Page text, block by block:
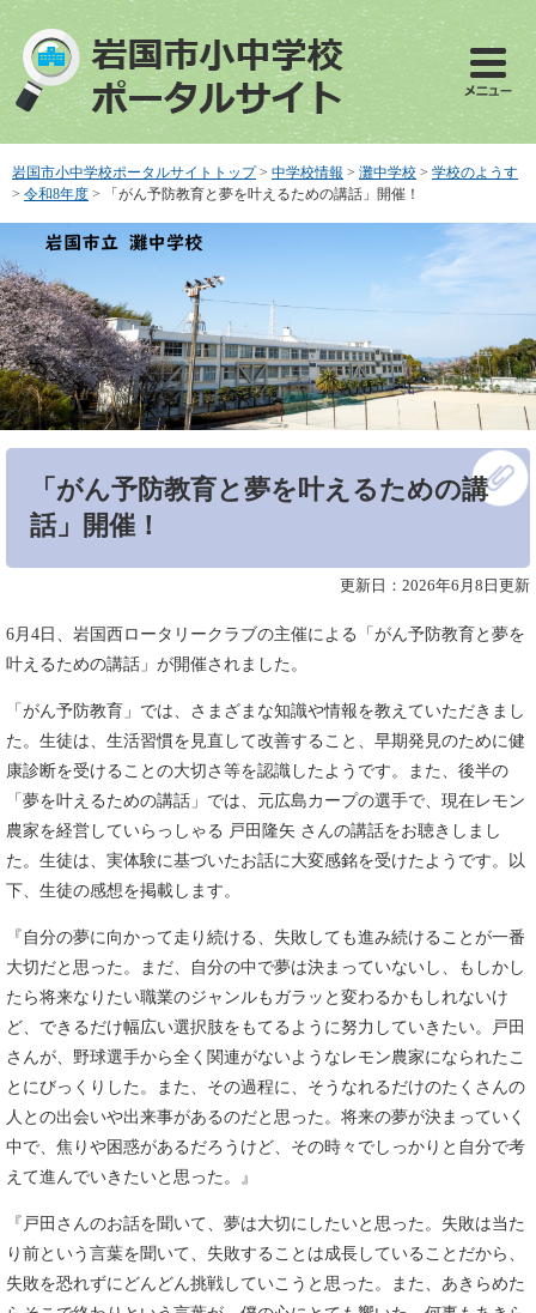
で
す
ば
し
文
へ
岩国市小中学校ポータルサイトトップ > 中学校情報 > 灘中学校 > 学校のようす
> 令和8年度 > 「がん予防教育と夢を叶えるための講話」開催！
「がん予防教育と夢を叶えるための講
話」開催！
更新日：2026年6月8日更新
​6月4日、岩国西ロータリークラブの主催による「がん予防教育と夢を
叶えるための講話」が開催されました。
「がん予防教育」では、さまざまな知識や情報を教えていただきまし
た。生徒は、生活習慣を見直して改善すること、早期発見のために健
康診断を受けることの大切さ等を認識したようです。また、後半の
「夢を叶えるための講話」では、元広島カープの選手で、現在レモン
農家を経営していらっしゃる 戸田隆矢 さんの講話をお聴きしまし
た。生徒は、実体験に基づいたお話に大変感銘を受けたようです。以
下、生徒の感想を掲載します。
『自分の夢に向かって走り続ける、失敗しても進み続けることが一番
大切だと思った。まだ、自分の中で夢は決まっていないし、もしかし
たら将来なりたい職業のジャンルもガラッと変わるかもしれないけ
ど、できるだけ幅広い選択肢をもてるように努力していきたい。戸田
さんが、野球選手から全く関連がないようなレモン農家になられたこ
とにびっくりした。また、その過程に、そうなれるだけのたくさんの
人との出会いや出来事があるのだと思った。将来の夢が決まっていく
中で、焦りや困惑があるだろうけど、その時々でしっかりと自分で考
えて進んでいきたいと思った。』
『戸田さんのお話を聞いて、夢は大切にしたいと思った。失敗は当た
り前という言葉を聞いて、失敗することは成長していることだから、
失敗を恐れずにどんどん挑戦していこうと思った。また、あきらめた